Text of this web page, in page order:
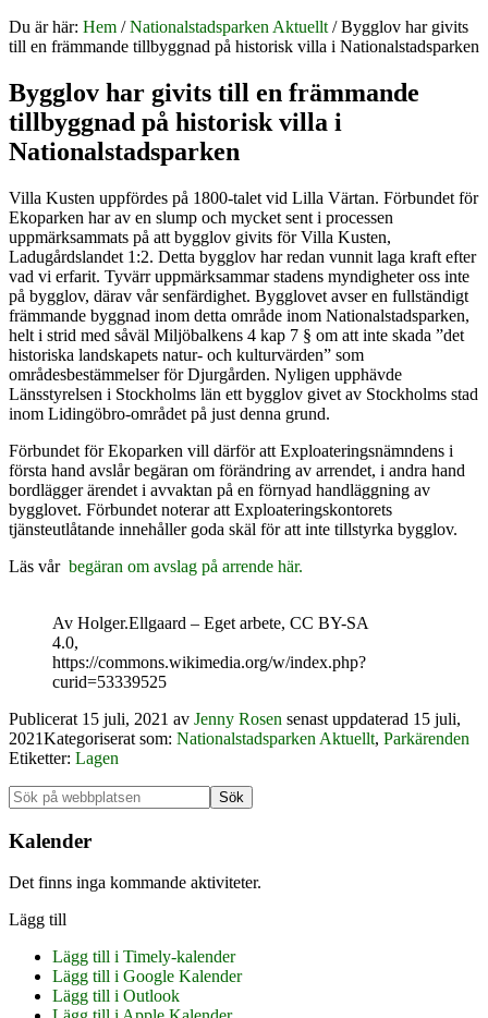
Du är här: Hem / Nationalstadsparken Aktuellt /Bygglov har givits
till en främmande tillbyggnad på historisk villa i Nationalstadsparken
Bygglov har givits till en främmande
tillbyggnad på historisk villa i
Nationalstadsparken
Villa Kusten uppfördes på 1800-talet vid Lilla Värtan. Förbundet för
Ekoparken har av en slump och mycket sent i processen
uppmärksammats på att bygglov givits för Villa Kusten,
Ladugårdslandet 1:2. Detta bygglov har redan vunnit laga kraft efter
vad vi erfarit. Tyvärr uppmärksammar stadens myndigheter oss inte
på bygglov, därav vår senfärdighet. Bygglovet avser en fullständigt
främmande byggnad inom detta område inom Nationalstadsparken,
helt i strid med såväl Miljöbalkens 4 kap 7 § om att inte skada ”det
historiska landskapets natur- och kulturvärden” som
områdesbestämmelser för Djurgården. Nyligen upphävde
Länsstyrelsen i Stockholms län ett bygglov givet av Stockholms stad
inom Lidingöbro-området på just denna grund.
Förbundet för Ekoparken vill därför att Exploateringsnämndens i
första hand avslår begäran om förändring av arrendet, i andra hand
bordlägger ärendet i avvaktan på en förnyad handläggning av
bygglovet. Förbundet noterar att Exploateringskontorets
tjänsteutlåtande innehåller goda skäl för att inte tillstyrka bygglov.
Läs vår begäran om avslag på arrende här.
Av Holger.Ellgaard – Eget arbete, CC BY-SA
4.0,
https://commons.wikimedia.org/w/index.php?
curid=53339525
Publicerat 15 juli, 2021 av Jenny Rosen senast uppdaterad 15 juli,
2021Kategoriserat som: Nationalstadsparken Aktuellt, Parkärenden
Etiketter: Lagen
Primärt
sidofält
Sök
på
webbplatsen
Kalender
Det finns inga kommande aktiviteter.
Lägg till
Lägg till i Timely-kalender
Lägg till i Google Kalender
Lägg till i Outlook